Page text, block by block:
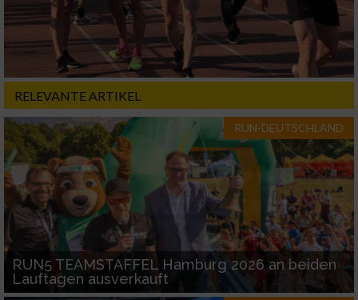
RELEVANTE ARTIKEL
RUN-DEUTSCHLAND
RUN5 TEAMSTAFFEL Hamburg 2026 an beiden
Lauftagen ausverkauft